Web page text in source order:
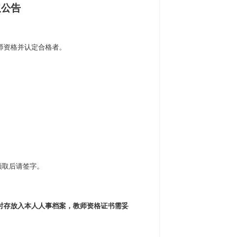
告
格并认定合格者。
取后请签字。
放入本人人事档案，教师资格证书需妥